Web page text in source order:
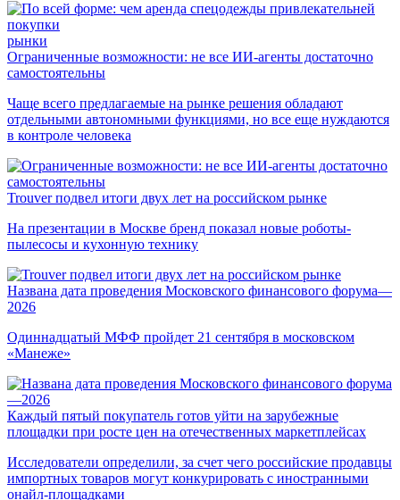
рынки
Ограниченные возможности: не все ИИ-агенты достаточно
самостоятельны
Чаще всего предлагаемые на рынке решения обладают
отдельными автономными функциями, но все еще нуждаются
в контроле человека
Trouver подвел итоги двух лет на российском рынке
На презентации в Москве бренд показал новые роботы-
пылесосы и кухонную технику
Названа дата проведения Московского финансового форума—
2026
Одиннадцатый МФФ пройдет 21 сентября в московском
«Манеже»
Каждый пятый покупатель готов уйти на зарубежные
площадки при росте цен на отечественных маркетплейсах
Исследователи определили, за счет чего российские продавцы
импортных товаров могут конкурировать с иностранными
онайл-площадками